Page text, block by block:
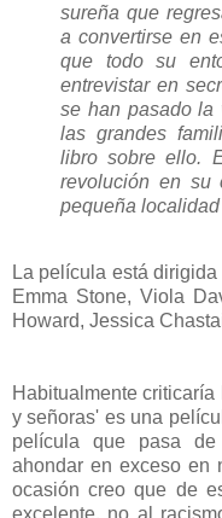
sureña que
a convertirse en
que todo su
entrevistar en
se han pasado la
las grandes
libro sobre ello.
revolución en su
pequeña
La película está
Emma Stone, Viola
Howard, Jessica
Habitualmente
y señoras' es una
película que pasa
ahondar en exceso en
ocasión creo que de